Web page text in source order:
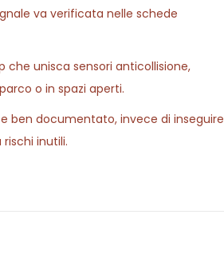
va verificata nelle schede
unisca sensori anticollisione,
o in spazi aperti.
ben documentato, invece di inseguire
inutili.